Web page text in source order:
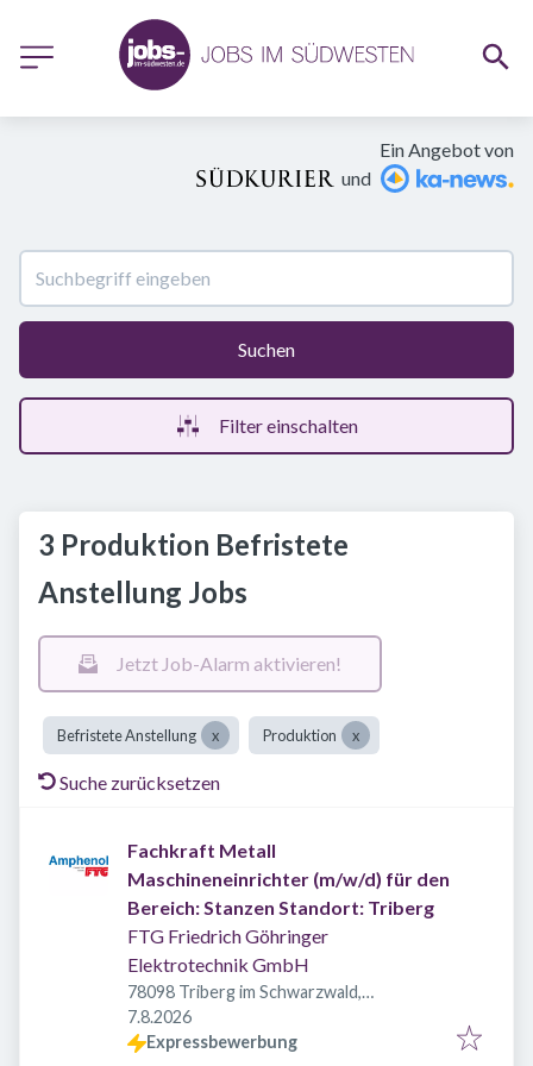
Ein Angebot von
und
Suchen
Filter einschalten
3 Produktion Befristete
Anstellung Jobs
Jetzt Job-Alarm aktivieren!
Befristete Anstellung Produktion
Suche zurücksetzen
Fachkraft Metall
Maschineneinrichter (m/w/d) für den
Bereich: Stanzen Standort: Triberg
FTG Friedrich Göhringer
Elektrotechnik GmbH
78098 Triberg im Schwarzwald,
Deutschland
Veröffentlicht
7.8.2026
Expressbewerbung